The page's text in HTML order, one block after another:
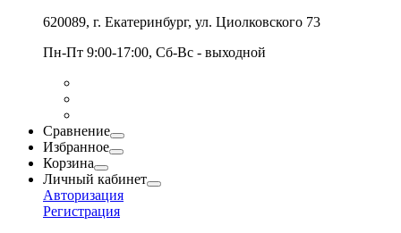
620089, г. Екатеринбург, ул. Циолковского 73
Пн-Пт 9:00-17:00, Сб-Вс - выходной
Сравнение
Избранное
Корзина
Личный кабинет
Авторизация
Регистрация